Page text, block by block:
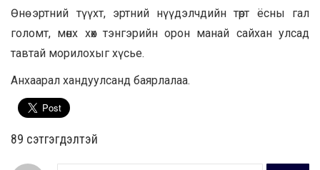
Өнө эртний түүхт, эртний нүүдэлчдийн төрт ёсны гал
голомт, мөнх хөх тэнгэрийн орон манай сайхан улсад
тавтай морилохыг хүсье.
Анхаарал хандуулсанд баярлалаа.
89 cэтгэгдэлтэй